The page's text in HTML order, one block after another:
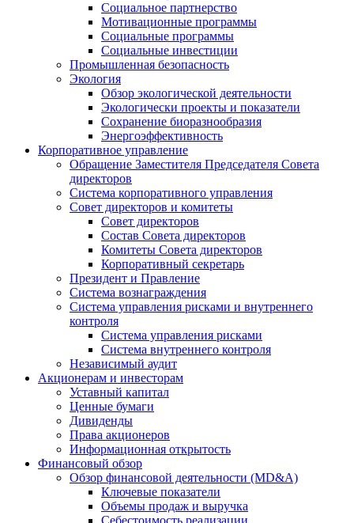
Социальное партнерство
Мотивационные программы
Социальные программы
Социальные инвестиции
Промышленная безопасность
Экология
Обзор экологической деятельности
Экологически проекты и показатели
Сохранение биоразнообразия
Энергоэффективность
Корпоративное управление
Обращение Заместителя Председателя Совета
директоров
Система корпоративного управления
Совет директоров и комитеты
Совет директоров
Состав Совета директоров
Комитеты Совета директоров
Корпоративный секретарь
Президент и Правление
Система вознаграждения
Система управления рисками и внутреннего
контроля
Система управления рисками
Система внутреннего контроля
Независимый аудит
Акционерам и инвесторам
Уставный капитал
Ценные бумаги
Дивиденды
Права акционеров
Информационная открытость
Финансовый обзор
Обзор финансовой деятельности (MD&A)
Ключевые показатели
Объемы продаж и выручка
Себестоимость реализации